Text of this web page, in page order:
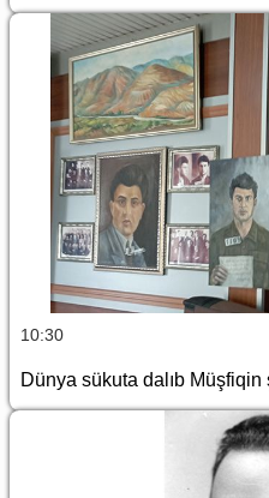
10:30
Dünya sükuta dalıb